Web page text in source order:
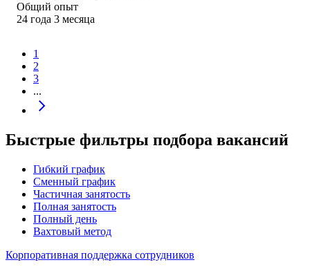
Общий опыт
24 года 3 месяца
1
2
3
...
Быстрые фильтры подбора вакансий
Гибкий график
Сменный график
Частичная занятость
Полная занятость
Полный день
Вахтовый метод
Корпоративная поддержка сотрудников